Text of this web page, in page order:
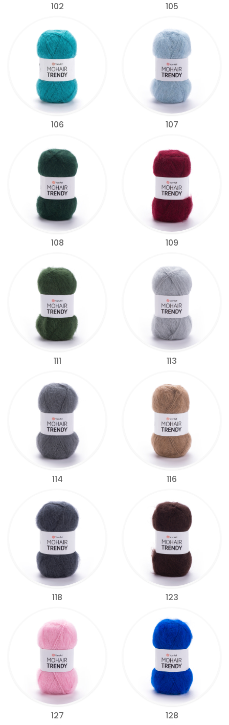
102 105
106 107
108 109
111 113
114 116
118 123
127 128